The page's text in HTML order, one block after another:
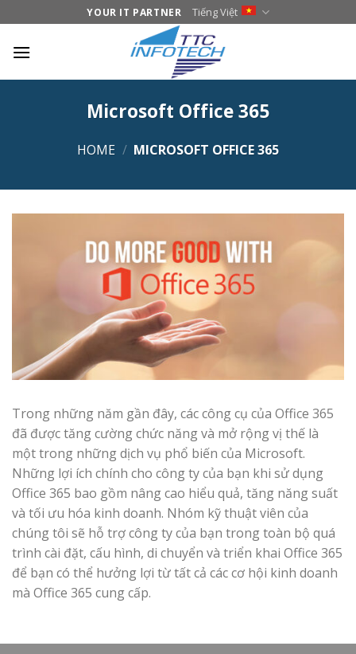
to
content
YOUR IT PARTNER Tiếng Việt
Microsoft Office 365
HOME / MICROSOFT OFFICE 365
Trong những năm gần đây, các công cụ của Office 365
đã được tăng cường chức năng và mở rộng vị thế là
một trong những dịch vụ phổ biến của Microsoft.
Những lợi ích chính cho công ty của bạn khi sử dụng
Office 365 bao gồm nâng cao hiểu quả, tăng năng suất
và tối ưu hóa kinh doanh. Nhóm kỹ thuật viên của
chúng tôi sẽ hỗ trợ công ty của bạn trong toàn bộ quá
trình cài đặt, cấu hình, di chuyển và triển khai Office 365
để bạn có thể hưởng lợi từ tất cả các cơ hội kinh doanh
mà Office 365 cung cấp.